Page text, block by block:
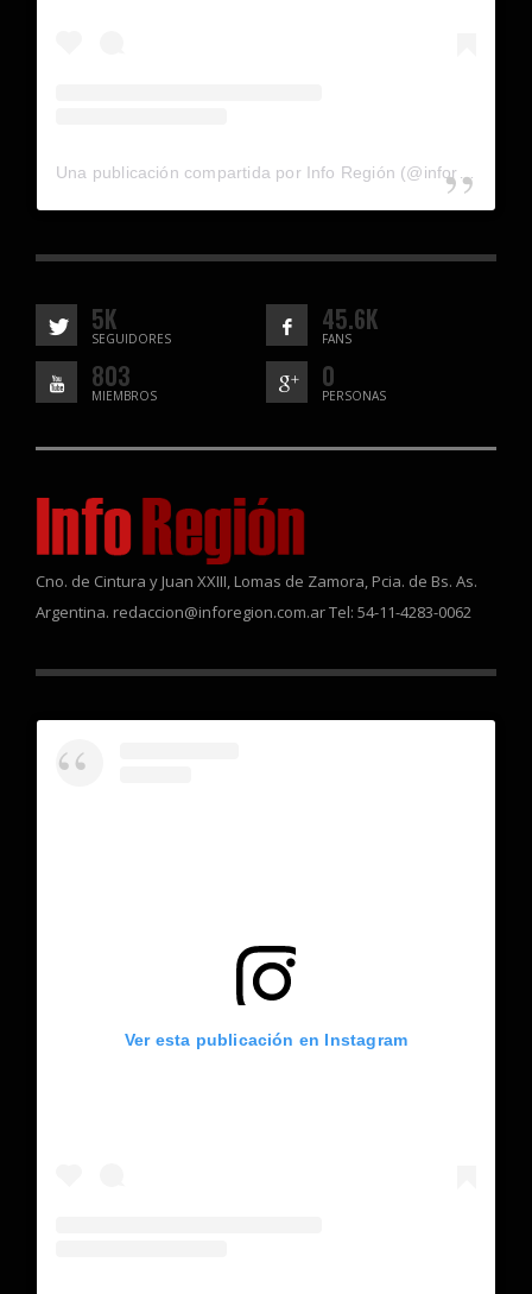
5K
SEGUIDORES
45.6K
FANS
803
MIEMBROS
0
PERSONAS
Cno. de Cintura y Juan XXIII, Lomas de Zamora, Pcia. de Bs. As.
Argentina. redaccion@inforegion.com.ar Tel: 54-11-4283-0062
Ver esta publicación en Instagram